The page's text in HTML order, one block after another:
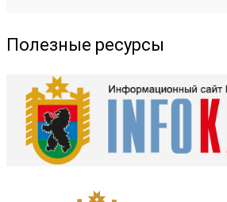
Полезные ресурсы